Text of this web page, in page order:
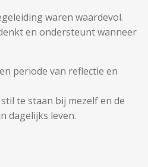
waren waardevol.
en ondersteunt wanneer
periode van reflectie en
te staan bij mezelf en de
dagelijks leven.